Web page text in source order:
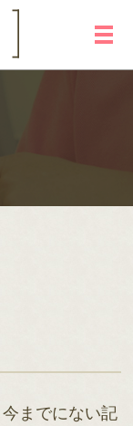
メ
までにない記